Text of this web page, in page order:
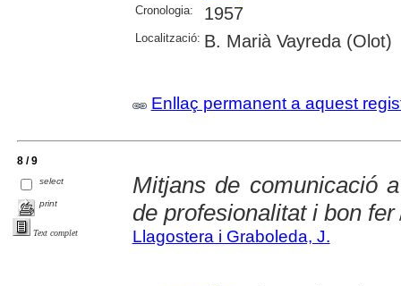
Cronologia: 1957
Localització: B. Marià Vayreda (Olot)
Enllaç permanent a aquest
8 / 9
select
print
Text complet
Mitjans de comunicació
de profesionalitat i bon fer
Llagostera i Graboleda, J.